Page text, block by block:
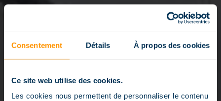
Consentement Détails À propos des cookies
Ce site web utilise des cookies.
Les cookies nous permettent de personnaliser le contenu